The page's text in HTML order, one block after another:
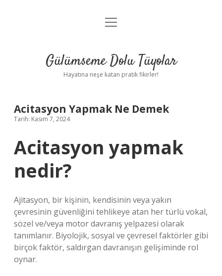
Anasayfa
Yasal Uyarı
menüyü
Gülümseme Dolu Tüyolar
Hayatına neşe katan pratik fikirler!
Acitasyon Yapmak Ne Demek
Tarih: Kasım 7, 2024
Acitasyon yapmak
nedir?
Ajitasyon, bir kişinin, kendisinin veya yakın
çevresinin güvenliğini tehlikeye atan her türlü vokal,
sözel ve/veya motor davranış yelpazesi olarak
tanımlanır. Biyolojik, sosyal ve çevresel faktörler gibi
birçok faktör, saldırgan davranışın gelişiminde rol
oynar.